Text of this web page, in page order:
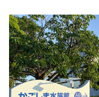
休憩スポットなら
の果実堂」へ